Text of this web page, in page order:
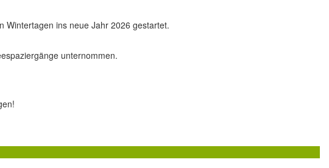
Wintertagen ins neue Jahr 2026 gestartet.
unternommen.